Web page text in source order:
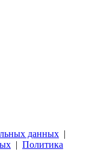
данных |
| Политика